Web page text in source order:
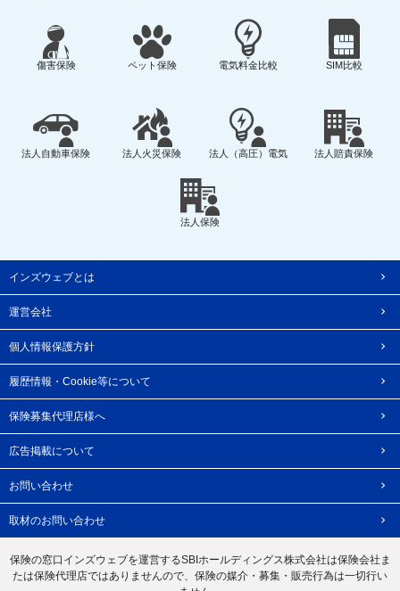
傷害保険 ペット保険 電気料金比較 SIM比較
法人自動車保険 法人火災保険 法人（高圧）電気 法人賠責保険
法人保険
インズウェブとは
運営会社
個人情報保護方針
履歴情報・Cookie等について
保険募集代理店様へ
広告掲載について
お問い合わせ
取材のお問い合わせ
保険の窓口インズウェブを運営するSBIホールディングス株式会社は保険会社ま
たは保険代理店ではありませんので、保険の媒介・募集・販売行為は一切行い